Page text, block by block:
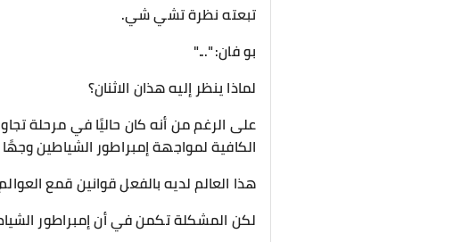
تبعته نظرة تشي شي.
بو فان: "..."
لماذا ينظر إليه هذان الاثنان؟
على الرغم من أنه كان حاليًا في مرحلة
الكافية لمواجهة إمبراطور الشياطين
هذا العالم لديه بالفعل قوانين قمع
لكن المشكلة تكمن في أن إمبراطور